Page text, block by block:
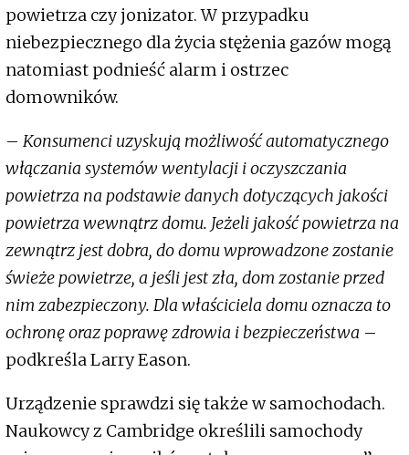
powietrza czy jonizator. W przypadku
niebezpiecznego dla życia stężenia gazów mogą
natomiast podnieść alarm i ostrzec
domowników.
– Konsumenci uzyskują możliwość automatycznego
włączania systemów wentylacji i oczyszczania
powietrza na podstawie danych dotyczących jakości
powietrza wewnątrz domu. Jeżeli jakość powietrza na
zewnątrz jest dobra, do domu wprowadzone zostanie
świeże powietrze, a jeśli jest zła, dom zostanie przed
nim zabezpieczony. Dla właściciela domu oznacza to
ochronę oraz poprawę zdrowia i bezpieczeństwa –
podkreśla Larry Eason.
Urządzenie sprawdzi się także w samochodach.
Naukowcy z Cambridge określili samochody